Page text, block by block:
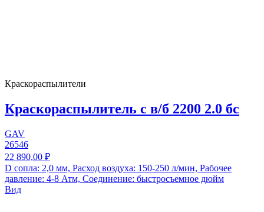
Краскораспылители
Краскораспылитель с в/б 2200 2.0 бс
GAV
26546
22 890,00 ₽
D сопла: 2,0 мм, Расход воздуха: 150-250 л/мин, Рабочее
давление: 4-8 Атм, Соединение: быстросъемное дюйм
Вид